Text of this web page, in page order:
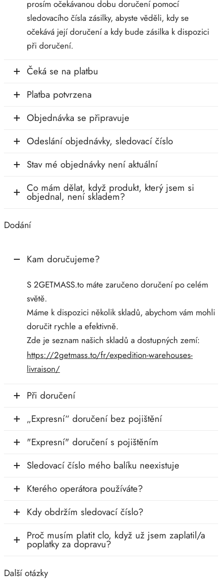
prosím očekávanou dobu doručení pomocí
sledovacího čísla zásilky, abyste věděli, kdy se
očekává její doručení a kdy bude zásilka k dispozici
při doručení.
Čeká se na platbu
Platba potvrzena
Objednávka se připravuje
Odeslání objednávky, sledovací číslo
Stav mé objednávky není aktuální
Co mám dělat, když produkt, který jsem si
objednal, není skladem?
Dodání
Kam doručujeme?
S 2GETMASS.to máte zaručeno doručení po celém
světě.
Máme k dispozici několik skladů, abychom vám mohli
doručit rychle a efektivně.
Zde je seznam našich skladů a dostupných zemí:
https://2getmass.to/fr/expedition-warehouses-
livraison/
Při doručení
„Expresní“ doručení bez pojištění
"Expresní" doručení s pojištěním
Sledovací číslo mého balíku neexistuje
Kterého operátora používáte?
Kdy obdržím sledovací číslo?
Proč musím platit clo, když už jsem zaplatil/a
poplatky za dopravu?
Další otázky